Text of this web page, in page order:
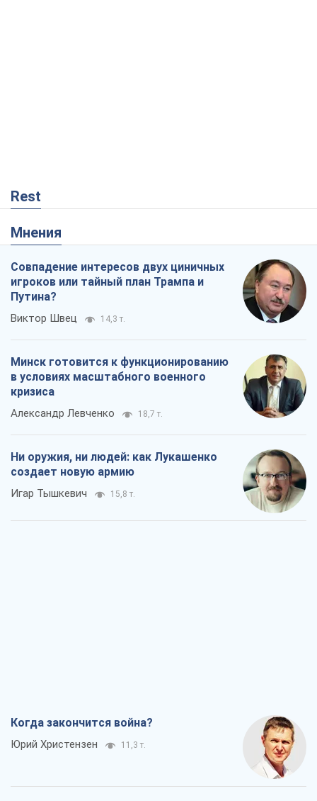
Rest
Мнения
Совпадение интересов двух циничных
игроков или тайный план Трампа и
Путина?
Виктор Швец 14,3 т.
Минск готовится к функционированию
в условиях масштабного военного
кризиса
Александр Левченко 18,7 т.
Ни оружия, ни людей: как Лукашенко
создает новую армию
Игар Тышкевич 15,8 т.
Когда закончится война?
Юрий Христензен 11,3 т.